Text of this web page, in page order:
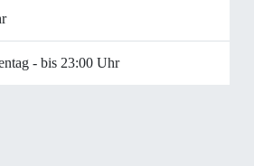
- bis 23:00 Uhr